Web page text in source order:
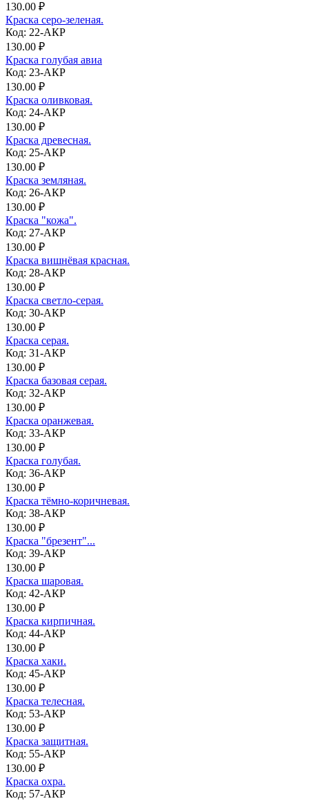
130.00 ₽
Краска серо-зеленая.
Код: 22-АКР
130.00 ₽
Краска голубая авиа
Код: 23-АКР
130.00 ₽
Краска оливковая.
Код: 24-АКР
130.00 ₽
Краска древесная.
Код: 25-АКР
130.00 ₽
Краска земляная.
Код: 26-АКР
130.00 ₽
Краска "кожа".
Код: 27-АКР
130.00 ₽
Краска вишнёвая красная.
Код: 28-АКР
130.00 ₽
Краска светло-серая.
Код: 30-АКР
130.00 ₽
Краска серая.
Код: 31-АКР
130.00 ₽
Краска базовая серая.
Код: 32-АКР
130.00 ₽
Краска оранжевая.
Код: 33-АКР
130.00 ₽
Краска голубая.
Код: 36-АКР
130.00 ₽
Краска тёмно-коричневая.
Код: 38-АКР
130.00 ₽
Краска "брезент"...
Код: 39-АКР
130.00 ₽
Краска шаровая.
Код: 42-АКР
130.00 ₽
Краска кирпичная.
Код: 44-АКР
130.00 ₽
Краска хаки.
Код: 45-АКР
130.00 ₽
Краска телесная.
Код: 53-АКР
130.00 ₽
Краска защитная.
Код: 55-АКР
130.00 ₽
Краска охра.
Код: 57-АКР